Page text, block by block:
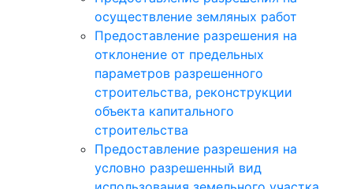
осуществление земляных работ
Предоставление разрешения на
отклонение от предельных
параметров разрешенного
строительства, реконструкции
объекта капитального
строительства
Предоставление разрешения на
условно разрешенный вид